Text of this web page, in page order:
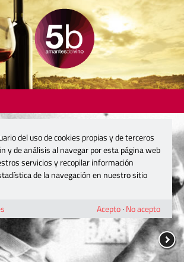
del uso de cookies propias y de terceros
y de análisis al navegar por esta página web
servicios y recopilar información
de la navegación en nuestro sitio
Acepto· No acepto